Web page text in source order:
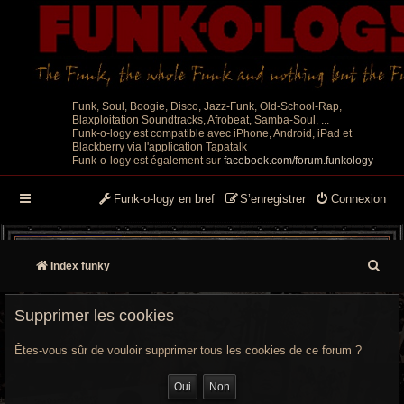
Funk, Soul, Boogie, Disco, Jazz-Funk, Old-School-Rap,
Blaxploitation Soundtracks, Afrobeat, Samba-Soul, ...
Funk-o-logy est compatible avec iPhone, Android, iPad et
Blackberry via l'application Tapatalk
Funk-o-logy est également sur facebook.com/forum.funkology
Connexion
S’enregistrer
Funk-o-logy en bref
Index funky
e
Supprimer les cookies
Êtes-vous sûr de vouloir supprimer tous les cookies de ce forum ?